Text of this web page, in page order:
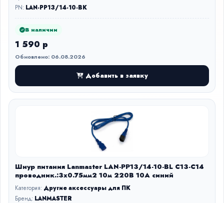
PN: LAN-PP13/14-10-BK
В наличии
1 590 р
Обновлено: 06.08.2026
Добавить в заявку
Шнур питания Lanmaster LAN-PP13/14-10-BL C13-С14
проводник.:3x0.75мм2 10м 220В 10А синий
Категория: Другие аксессуары для ПК
Бренд: LANMASTER